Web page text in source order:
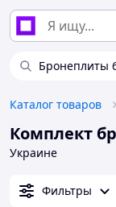
Бронеплиты
Каталог товаров
Комплект
Украине
Фильтры